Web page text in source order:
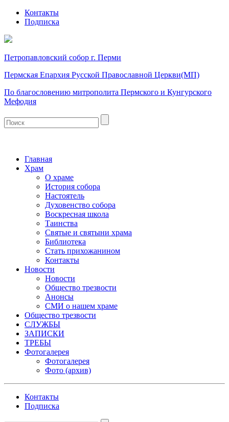
Контакты
Подписка
Петропавловский собор г. Перми
Пермская Епархия Русской Православной Церкви(МП)
По благословению митрополита Пермского и Кунгурского
Мефодия
Главная
Храм
О храме
История собора
Настоятель
Духовенство собора
Воскресная школа
Таинства
Святые и святыни храма
Библиотека
Стать прихожанином
Контакты
Новости
Новости
Общество трезвости
Анонсы
СМИ о нашем храме
Общество трезвости
СЛУЖБЫ
ЗАПИСКИ
ТРЕБЫ
Фотогалерея
Фотогалерея
Фото (архив)
Контакты
Подписка